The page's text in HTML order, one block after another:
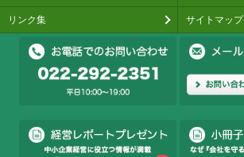
リンク集 サイトマップ